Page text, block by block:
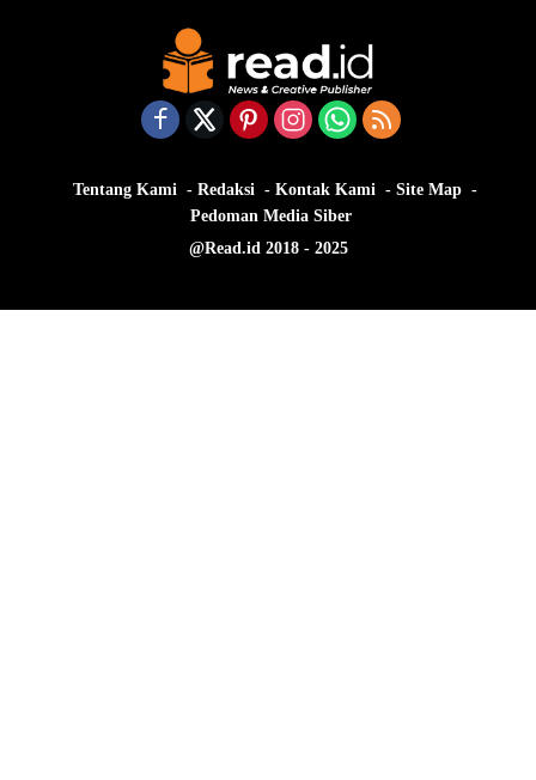
Tentang Kami Redaksi Kontak Kami
Site Map
Pedoman Media Siber
@Read.id 2018 - 2025